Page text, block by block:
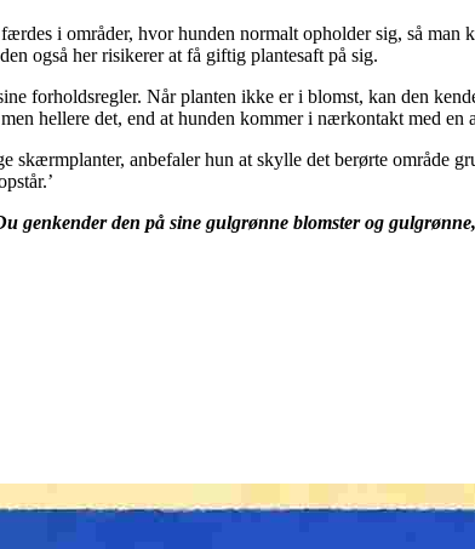
i områder, hvor hunden normalt opholder sig, så man
også her risikerer at få giftig plantesaft på sig.
forholdsregler. Når planten ikke er i blomst, kan den
hellere det, end at hunden kommer i nærkontakt med en
anbefaler hun at skylle det berørte område
genkender den på sine gulgrønne blomster og